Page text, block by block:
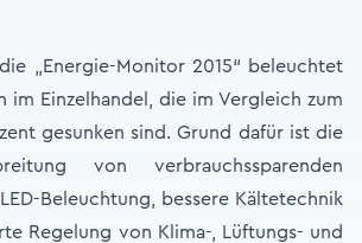
„Energie-Monitor 2015“ beleuchtet
im Einzelhandel, die im Vergleich zum
gesunken sind. Grund dafür ist die
von verbrauchssparenden
Beleuchtung, bessere Kältetechnik
Regelung von Klima-, Lüftungs- und